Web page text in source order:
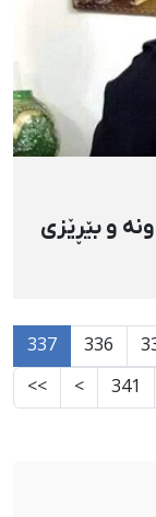
و بێڕێزی
336
337
341
>
>>